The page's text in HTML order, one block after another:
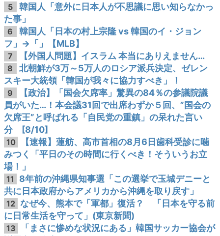
5
韓国人「意外に日本人が不思議に思い知らなかっ
た事」
6
韓国人「日本の村上宗隆 vs 韓国のイ・ジョン
フ」→「」【MLB】
7 【外国人問題】イスラム 本当にありえません…
8
北朝鮮が3万～5万人のロシア派兵決定、ゼレン
スキー大統領「韓国が我々に協力すべき」！
9
【政治】「国会欠席率」驚異の84％の参議院議
員がいた…！本会議31回で出席わずか５回、”国会の
欠席王”と呼ばれる「自民党の重鎮」の呆れた言い
分 [8/10]
10
【速報】蓮舫、高市首相の8月6日歯科受診に噛
みつく「平日のその時間に行くべき！そういうお立
場！」
11
8年前の沖縄県知事選「この選挙で玉城デニーと
共に日本政府からアメリカから沖縄を取り戻す」
12 なぜ今、熊本で「軍都」復活？ 「日本を守る前
に日常生活を守って」(東京新聞)
13
「まさに惨めな状況にある」韓国サッカー協会が